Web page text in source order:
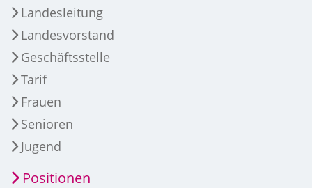
Landesleitung
Landesvorstand
Geschäftsstelle
Tarif
Frauen
Senioren
Jugend
Positionen